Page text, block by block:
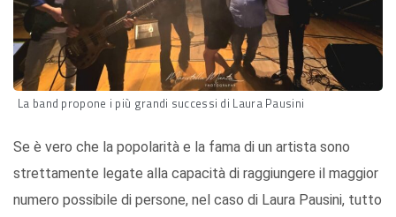
La band propone i più grandi successi di Laura Pausini
Se è vero che la popolarità e la fama di un artista sono
strettamente legate alla capacità di raggiungere il maggior
numero possibile di persone, nel caso di Laura Pausini, tutto